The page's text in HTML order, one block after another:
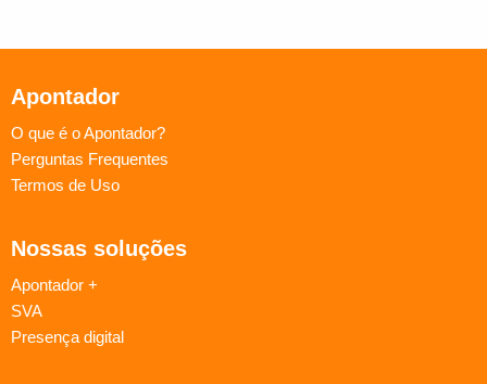
Apontador
O que é o Apontador?
Perguntas Frequentes
Termos de Uso
Nossas soluções
Apontador +
SVA
Presença digital